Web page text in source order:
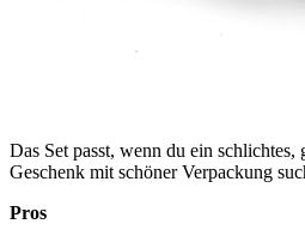
Das Set passt, wenn du ein schlichtes,
Geschenk mit schöner Verpackung
Pros